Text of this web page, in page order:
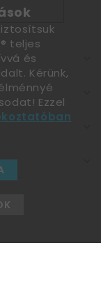
teljes
és
Kérünk,
Ezzel